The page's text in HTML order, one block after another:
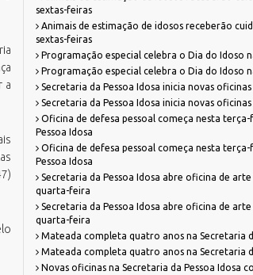
Colegiado
Gestor Financeiro
de Comunicação Interna /
de Ponto Biométrico
Viabilidade
a
sextas-feiras
Animais de estimação de idosos receberão
sextas-feiras
Programação especial celebra o Dia do Idoso
Programação especial celebra o Dia do Idoso
Secretaria da Pessoa Idosa inicia novas
Secretaria da Pessoa Idosa inicia novas
Oficina de defesa pessoal começa nesta terça-
Pessoa Idosa
Oficina de defesa pessoal começa nesta terça-
Pessoa Idosa
Secretaria da Pessoa Idosa abre oficina de
quarta-feira
Secretaria da Pessoa Idosa abre oficina de
quarta-feira
Mateada completa quatro anos na Secretaria
Mateada completa quatro anos na Secretaria
Novas oficinas na Secretaria da Pessoa Idosa